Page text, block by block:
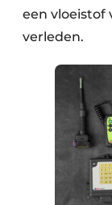
een vloeistof
verleden.